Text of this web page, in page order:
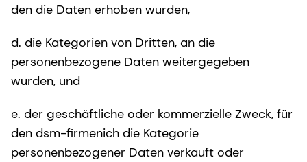
den die Daten erhoben wurden,
d. die Kategorien von Dritten, an die
personenbezogene Daten weitergegeben
wurden, und
e. der geschäftliche oder kommerzielle Zweck, für
den dsm-firmenich die Kategorie
personenbezogener Daten verkauft oder